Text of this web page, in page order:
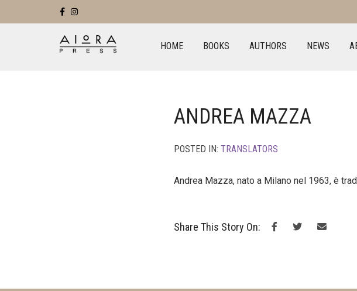
HOME BOOKS AUTHORS NEWS
ANDREA MAZZA
POSTED IN: TRANSLATORS
Andrea Mazza, nato a Milano nel 1963, è
Share This Story On: